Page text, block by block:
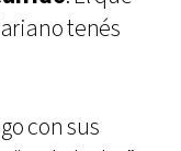
tenés
con sus